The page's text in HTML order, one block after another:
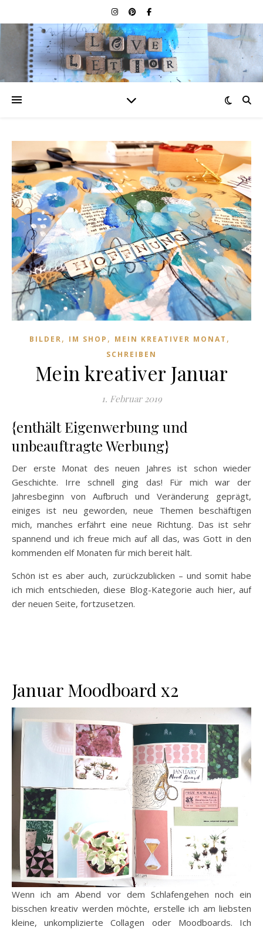
BILDER, IM SHOP , MEIN KREATIVER MONAT ,
SCHREIBEN
Mein kreativer Januar
1. Februar 2019
{enthält Eigenwerbung und
unbeauftragte Werbung}
Der erste Monat des neuen Jahres ist schon wieder
Geschichte. Irre schnell ging das! Für mich war der
Jahresbeginn von Aufbruch und Veränderung geprägt,
einiges ist neu geworden, neue Themen beschäftigen
mich, manches erfährt eine neue Richtung. Das ist sehr
spannend und ich freue mich auf all das, was Gott in den
kommenden elf Monaten für mich bereit hält.
Schön ist es aber auch, zurückzublicken – und somit habe
ich mich entschieden, diese Blog-Kategorie auch hier, auf
der neuen Seite, fortzusetzen.
Januar Moodboard x2
Wenn ich am Abend vor dem Schlafengehen noch ein
bisschen kreativ werden möchte, erstelle ich am liebsten
kleine, unkomplizierte Collagen oder Moodboards. Ich